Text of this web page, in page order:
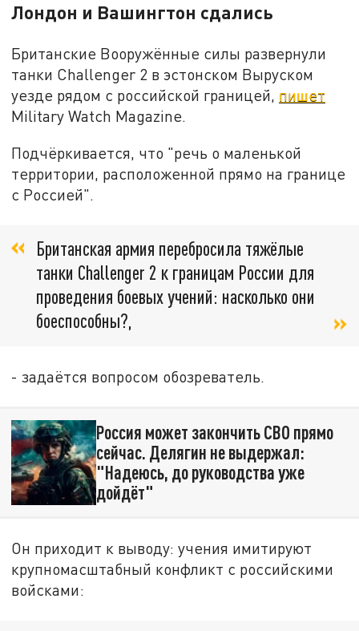
Лондон и Вашингтон сдались
Британские Вооружённые силы развернули
танки Challenger 2 в эстонском Выруском
уезде рядом с российской границей, пишет
Military Watch Magazine.
Подчёркивается, что "речь о маленькой
территории, расположенной прямо на границе
с Россией".
​Британская армия перебросила тяжёлые
танки Challenger 2 к границам России для
проведения боевых учений: насколько они
боеспособны?,
- задаётся вопросом обозреватель.
Россия может закончить СВО прямо
сейчас. Делягин не выдержал:
"Надеюсь, до руководства уже
дойдёт"
Он приходит к выводу: учения имитируют
крупномасштабный конфликт с российскими
войсками: